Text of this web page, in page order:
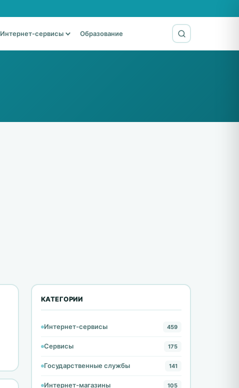
Интернет-сервисы Образование
КАТЕГОРИИ
Интернет-сервисы 459
Сервисы 175
Государственные службы 141
Интернет-магазины 105